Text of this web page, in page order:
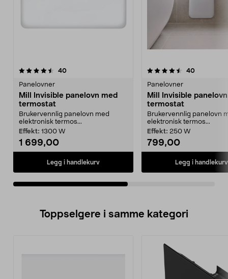
40anmeldelser
Panelovner
Mill Invisible panelovn med
termostat
Brukervennlig panelovn med
elektronisk termos...
Effekt: 1300 W
1 699,00
Legg i handlekurv
4.5av 5 stjerner 40
Panelovner
Mill Invisible
termostat
Brukervennlig panelovn
elektronisk termos...
Effekt: 250 W
799,00
Legg i handlekurv
4.5av 5 stjerner
Toppselgere i samme kategori